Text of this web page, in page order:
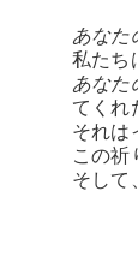
あなた
私たち
あなた
てくれ
それは
この祈
そして